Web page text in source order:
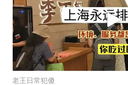
老王日常犯傻